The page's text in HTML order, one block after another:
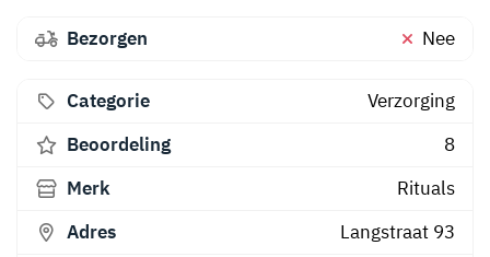
Bezorgen Nee
Categorie
Verzorging
Beoordeling
8
Merk
Rituals
Adres
Langstraat 93